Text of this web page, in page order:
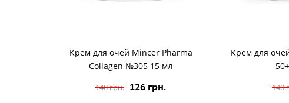
Крем для очей Mincer Pharma
Collagen №305 15 мл
140 грн. 126 грн.
Крем для
140